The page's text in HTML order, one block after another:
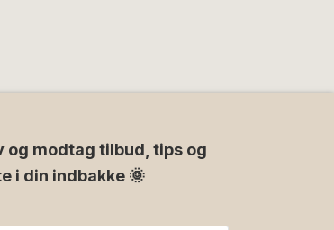
modtag tilbud, tips og
i din indbakke 🌞